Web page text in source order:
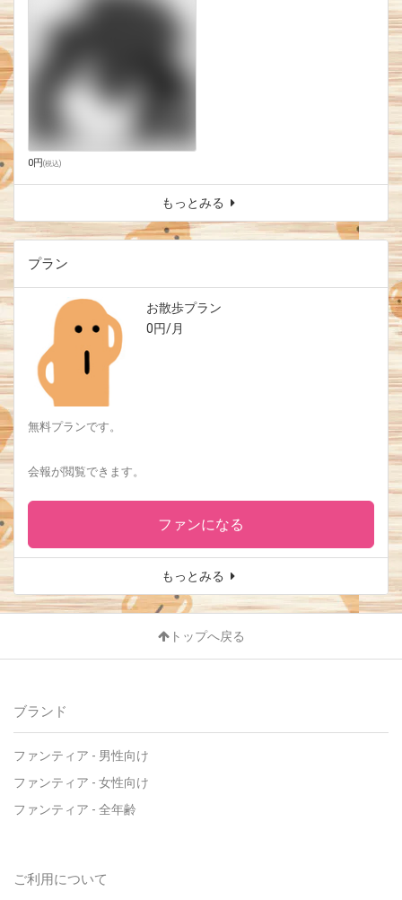
0円(税込)
もっとみる
プラン
お散歩プラン
0円/月
無料プランです。
会報が閲覧できます。
ファンになる
もっとみる
トップへ戻る
ブランド
ファンティア - 男性向け
ファンティア - 女性向け
ファンティア - 全年齢
ご利用について